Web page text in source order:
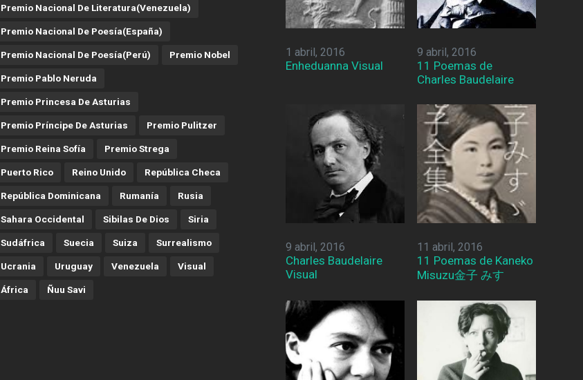
Premio Nacional De Literatura(Venezuela)
Premio Nacional De Poesía(España)
Premio Nacional De Poesía(Perú) Premio Nobel
Premio Pablo Neruda
Premio Princesa De Asturias
Premio Príncipe De Asturias Premio Pulitzer
Premio Reina Sofía Premio Strega
Puerto Rico Reino Unido República Checa
República Dominicana Rumanía Rusia
Sahara Occidental Sibilas De Dios Siria
Sudáfrica Suecia Suiza Surrealismo
Ucrania Uruguay Venezuela Visual
África Ñuu Savi
1 abril, 2016
Enheduanna Visual
9 abril, 2016
11 Poemas de
Charles Baudelaire
9 abril, 2016
Charles Baudelaire
Visual
11 abril, 2016
11 Poemas de Kaneko
Misuzu金子 みすゞ